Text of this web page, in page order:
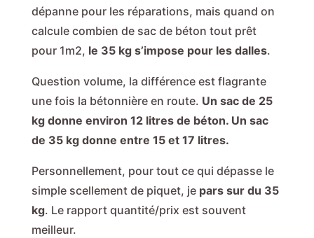
dépanne pour les réparations, mais quand on
calcule combien de sac de béton tout prêt
pour 1m2, le 35 kg s’impose pour les dalles.
Question volume, la différence est flagrante
une fois la bétonnière en route. Un sac de 25
kg donne environ 12 litres de béton. Un sac
de 35 kg donne entre 15 et 17 litres.
Personnellement, pour tout ce qui dépasse le
simple scellement de piquet, je pars sur du 35
kg. Le rapport quantité/prix est souvent
meilleur.